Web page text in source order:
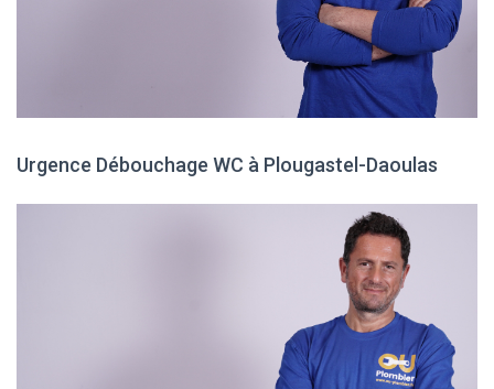
Urgence Débouchage WC à Plougastel-Daoulas